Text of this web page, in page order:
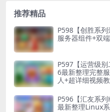
推荐精品
P598【创胜系
服务器组件+双
P597【运营级
6最新整理完整
人+超详细视频
P596【汇友系
最新整理Linux